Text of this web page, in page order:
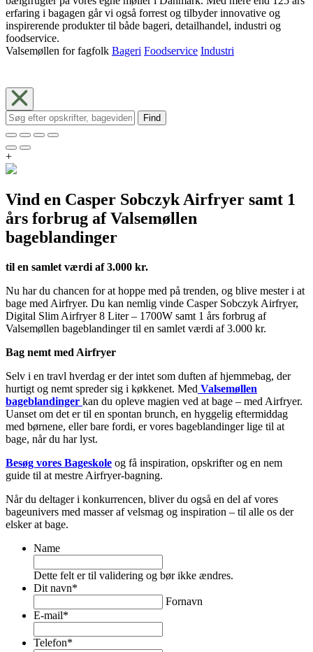
erfaring i bagagen går vi også forrest og tilbyder innovative og
inspirerende produkter til både bageri, detailhandel, industri og
foodservice.
Valsemøllen for fagfolk Bageri Foodservice Industri
Find
+
Vind en Casper Sobczyk Airfryer samt 1
års forbrug af Valsemøllen
bageblandinger
til en samlet værdi af 3.000 kr.
Nu har du chancen for at hoppe med på trenden, og blive mester i at
bage med Airfryer. Du kan nemlig vinde Casper Sobczyk Airfryer,
Digital Slim Airfryer 8 Liter – 1700W samt 1 års forbrug af
Valsemøllen bageblandinger til en samlet værdi af 3.000 kr.
Bag nemt med Airfryer
Selv i en travl hverdag er der intet som duften af hjemmebag, der
hurtigt og nemt spreder sig i køkkenet. Med Valsemøllen
bageblandinger kan du opleve magien ved at bage – med Airfryer.
Uanset om det er til en spontan brunch, en hyggelig eftermiddag
med børnene, eller bare fordi, er vores bageblandinger lige til at
bage, når du har lyst.
Besøg vores Bageskole og få inspiration, opskrifter og en nem
guide til at mestre Airfryer-bagning.
Når du deltager i konkurrencen, bliver du også en del af vores
bageunivers med masser af velsmag og inspiration – til alle os der
elsker at bage.
Name
Dette felt er til validering og bør ikke ændres.
Dit navn*
Fornavn
E-mail*
Telefon*